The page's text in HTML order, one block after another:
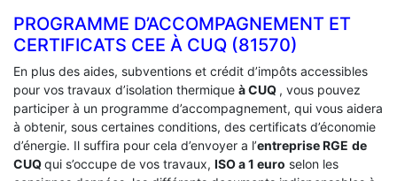
PROGRAMME D’ACCOMPAGNEMENT ET
CERTIFICATS CEE À ‎CUQ (81570)
En plus des aides, subventions et crédit d’impôts accessibles
pour vos travaux d’isolation thermique à CUQ , vous pouvez
participer à un programme d’accompagnement, qui vous aidera
à obtenir, sous certaines conditions, des certificats d’économie
d’énergie. Il suffira pour cela d’envoyer a l’entreprise RGE de
CUQqui s’occupe de vos travaux, ISO a 1 euro selon les